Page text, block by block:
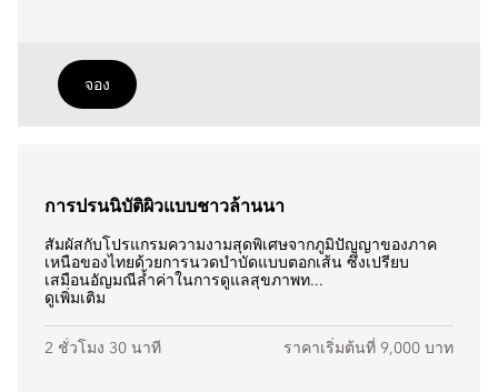
จอง
การปรนนิบัติผิวแบบชาวล้านนา
สัมผัสกับโปรแกรมความงามสุดพิเศษจากภูมิปัญญาของภาค
เหนือของไทยด้วยการนวดบำบัดแบบตอกเส้น ซึ่งเปรียบ
เสมือนอัญมณีล้ำค่าในการดูแลสุขภาพท...
ดูเพิ่มเติม
2 ชั่วโมง 30 นาที ราคาเริ่มต้นที่ 9,000 บาท